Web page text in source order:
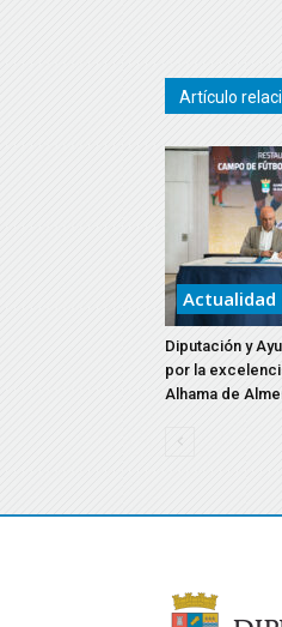
Artículo
Actualidad
Diputación y
por la
Alhama de